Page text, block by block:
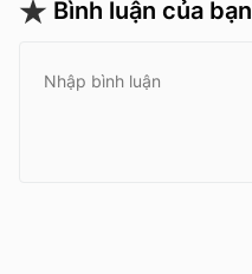
Bình luận của bạn